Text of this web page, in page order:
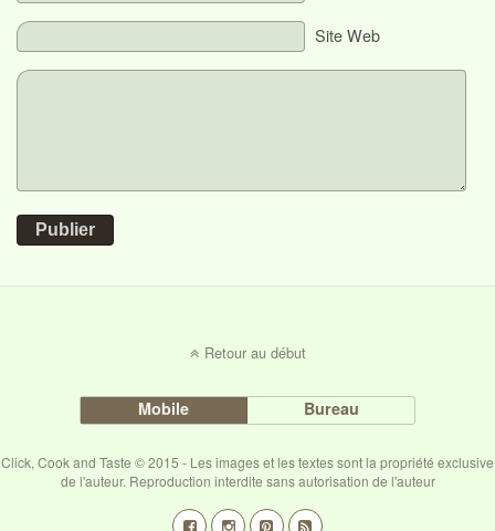
Site Web
Publier
Retour au début
Mobile Bureau
Click, Cook and Taste © 2015 - Les images et les textes sont la propriété exclusive
de l'auteur. Reproduction interdite sans autorisation de l'auteur